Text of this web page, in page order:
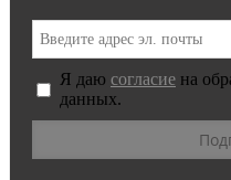
Я даю согласие на
данных.